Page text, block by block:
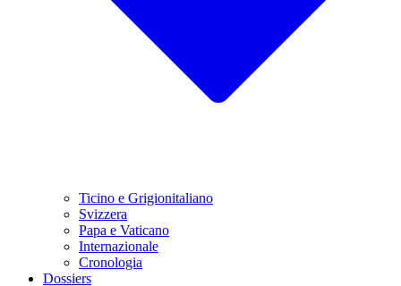
Ticino e Grigionitaliano
Svizzera
Papa e Vaticano
Internazionale
Cronologia
Dossiers